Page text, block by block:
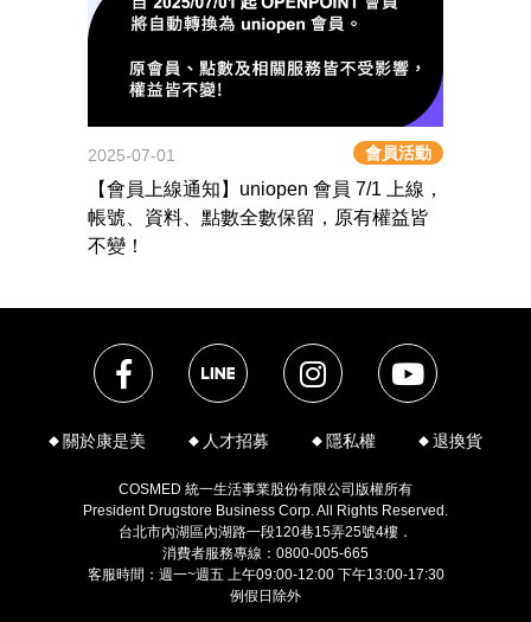
2025-07-01 會員活動
【會員上線通知】uniopen 會員 7/1 上線，
帳號、資料、點數全數保留，原有權益皆
不變！
關於康是美 人才招募 隱私權 退換貨
COSMED 統一生活事業股份有限公司版權所有
President Drugstore Business Corp. All Rights Reserved.
台北市內湖區內湖路一段120巷15弄25號4樓．
消費者服務專線：0800-005-665
客服時間：週一~週五 上午09:00-12:00 下午13:00-17:30
例假日除外